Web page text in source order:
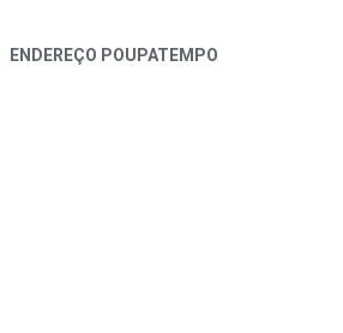
ENDEREÇO POUPATEMPO